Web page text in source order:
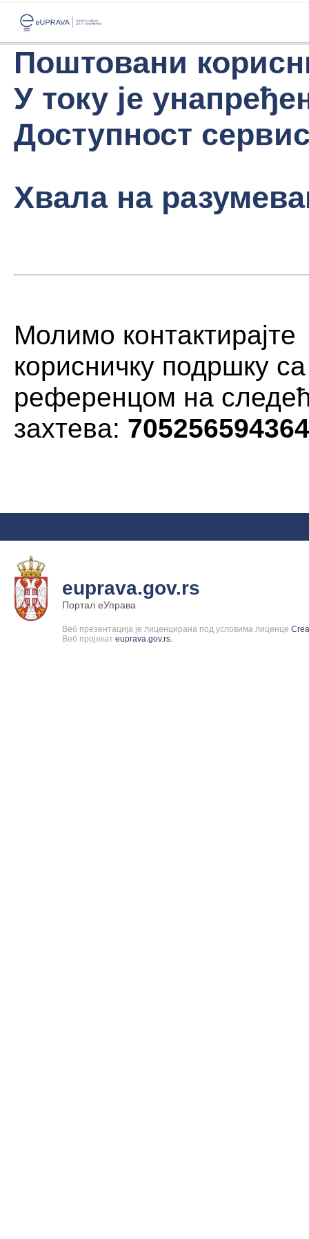
Поштовани
У току је
Доступност
Хвала на
Молимо контактирајте
корисничку подршку са
референцом на
захтева:
euprava.gov.rs
Портал еУправа
Веб презентација је лиценцирана под условима лиценце
Веб пројекат euprava.gov.rs.